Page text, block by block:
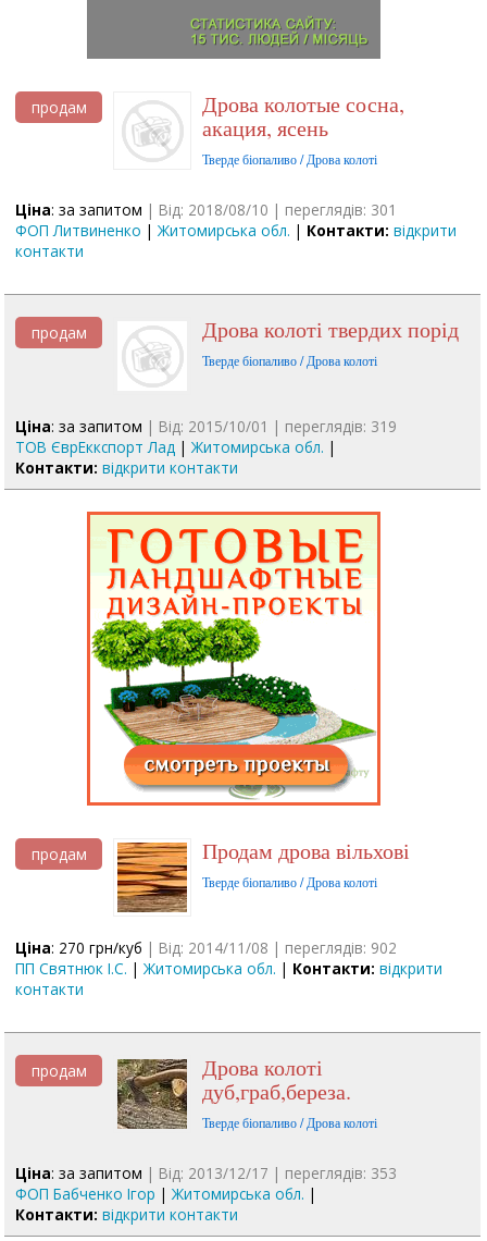
продам Дрова колотые сосна,
акация, ясень
Тверде біопаливо / Дрова колоті
Ціна: за запитом | Від: 2018/08/10 | переглядів: 301
ФОП Литвиненко |Житомирська обл. | Контакти: відкрити
контакти
продам Дрова колоті твердих порід
Тверде біопаливо / Дрова колоті
Ціна: за запитом | Від: 2015/10/01 | переглядів: 319
ТОВ ЄврЕккспорт Лад |Житомирська обл. |
Контакти: відкрити контакти
продам Продам дрова вільхові
Тверде біопаливо / Дрова колоті
Ціна: 270 грн/куб | Від: 2014/11/08 | переглядів: 902
ПП Святнюк І.С. |Житомирська обл. | Контакти: відкрити
контакти
продам Дрова колоті
дуб,граб,береза.
Тверде біопаливо / Дрова колоті
Ціна: за запитом | Від: 2013/12/17 | переглядів: 353
ФОП Бабченко Ігор |Житомирська обл. |
Контакти: відкрити контакти